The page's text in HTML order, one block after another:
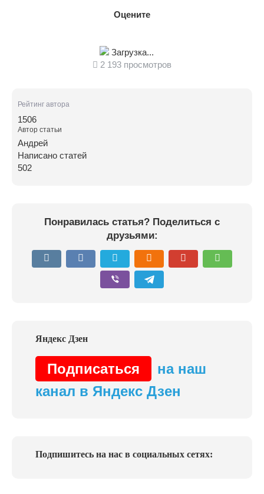
Оцените
Загрузка...
2 193 просмотров
Рейтинг автора
1506
Автор статьи
Андрей
Написано статей
502
Понравилась статья? Поделиться с
друзьями:
Подписаться
на наш
канал в Яндекс Дзен
Подпишитесь на нас в социальных сетях: